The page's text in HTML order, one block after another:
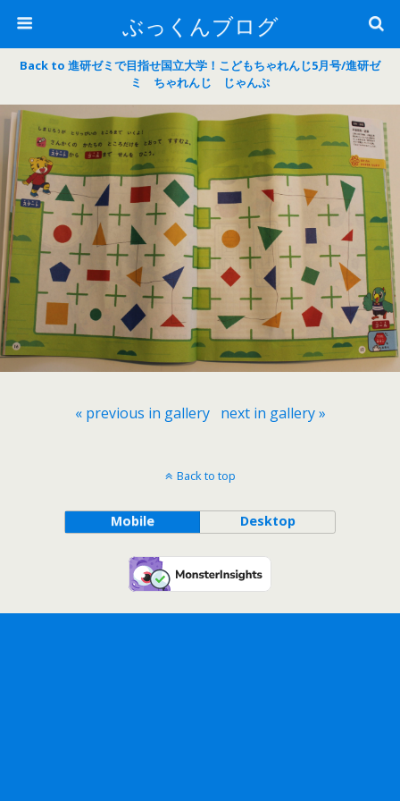
ぶっくんブログ
Back to 進研ゼミで目指せ国立大学！こどもちゃれんじ5月号/進研ゼ
ミ ちゃれんじ じゃんぷ
« previous in gallery next in gallery »
Back to top
Mobile Desktop